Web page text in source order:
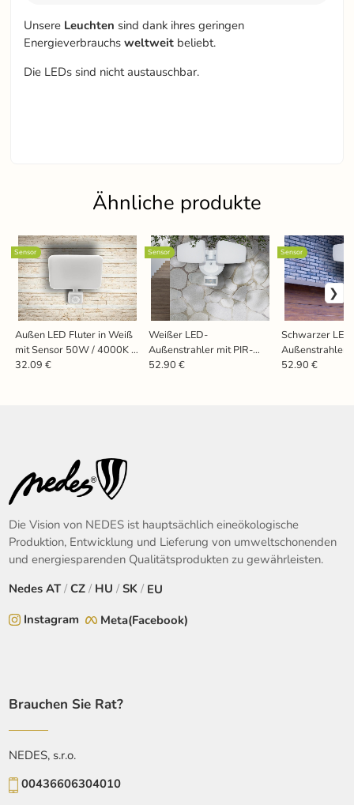
Unsere Leuchten sind dank ihres geringen
Energieverbrauchsweltweit beliebt.
Die LEDs sind nicht austauschbar.
Ähnliche produkte
Außen LED Fluter in Weiß
mit Sensor 50W / 4000K -
LF7124S
Sensor
32.09 €
Weißer LED-
Außenstrahler mit PIR-
Sensor
Sensor
52.90 €
Schwarzer
Außenstrahler
Sensor
Sensor
52.90 €
Die Vision von NEDES ist hauptsächlich eineökologische
Produktion, Entwicklung und Lieferung von umweltschonenden
und energiesparenden Qualitätsprodukten zu gewährleisten.
NedesAT / CZ / HU / SK / EU
Instagram
Meta(Facebook)
Brauchen Sie Rat?
NEDES, s.r.o.
00436606304010